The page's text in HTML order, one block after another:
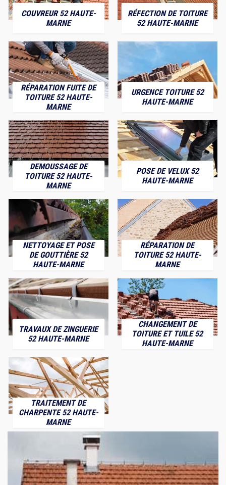
COUVREUR 52 HAUTE-
MARNE
RÉFECTION DE TOITURE
52 HAUTE-MARNE
RÉPARATION FUITE DE
TOITURE 52 HAUTE-
MARNE
URGENCE TOITURE 52
HAUTE-MARNE
DEMOUSSAGE DE
TOITURE 52 HAUTE-
MARNE
POSE DE VELUX 52
HAUTE-MARNE
NETTOYAGE ET POSE
DE GOUTTIÈRE 52
HAUTE-MARNE
RÉPARATION DE
TOITURE 52 HAUTE-
MARNE
TRAVAUX DE ZINGUERIE
52 HAUTE-MARNE
CHANGEMENT DE
TOITURE ET TUILE 52
HAUTE-MARNE
TRAITEMENT DE
CHARPENTE 52 HAUTE-
MARNE